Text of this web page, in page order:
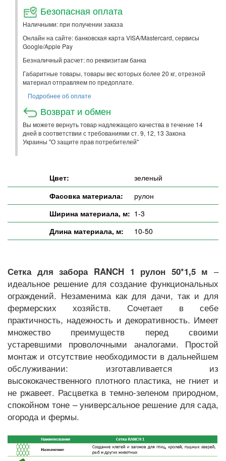
Безопасная оплата
Наличными: при получении заказа
Онлайн на сайте: банковская карта VISA/Mastercard, сервисы
Google/Apple Pay
Безналичный расчет: по реквизитам банка
Габаритные товары, товары вес которых более 20 кг, отрезной
материал отправляем по предоплате.
Подробнее об оплате
Возврат и обмен
Вы можете вернуть товар надлежащего качества в течение 14
дней в соответствии с требованиями ст. 9, 12, 13 Закона
Украины "О защите прав потребителей"
Цвет:
зеленый
Фасовка материала:
рулон
Ширина материала, м: 1-3
Длина материала, м:
10-50
Сетка для забора RANCH 1 рулон 50*1,5 м –
идеальное решение для создание функциональных
ограждений. Незаменима как для дачи, так и для
фермерских хозяйств. Сочетает в себе
практичность, надежность и декоративность. Имеет
множество преимуществ перед своими
устаревшими проволочными аналогами. Простой
монтаж и отсутствие необходимости в дальнейшем
обслуживании: изготавливается из
высококачественного плотного пластика, не гниет и
не ржавеет. Расцветка в темно-зеленом природном,
спокойном тоне – универсальное решение для сада,
огорода и фермы.